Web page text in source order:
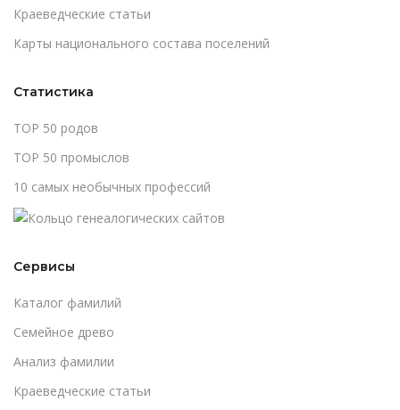
Краеведческие статьи
Карты национального состава поселений
Статистика
TOP 50 родов
TOP 50 промыслов
10 самых необычных профессий
Сервисы
Каталог фамилий
Cемейное древо
Анализ фамилии
Краеведческие статьи